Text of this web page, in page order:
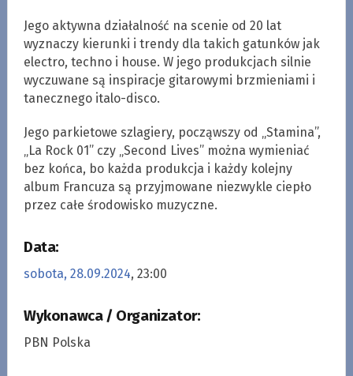
Jego aktywna działalność na scenie od 20 lat
wyznaczy kierunki i trendy dla takich gatunków jak
electro, techno i house. W jego produkcjach silnie
wyczuwane są inspiracje gitarowymi brzmieniami i
tanecznego italo-disco.
Jego parkietowe szlagiery, począwszy od „Stamina”,
„La Rock 01” czy „Second Lives” można wymieniać
bez końca, bo każda produkcja i każdy kolejny
album Francuza są przyjmowane niezwykle ciepło
przez całe środowisko muzyczne.
Data:
sobota, 28.09.2024, 23:00
Wykonawca / Organizator:
PBN Polska